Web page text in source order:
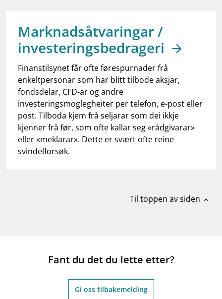
dashboardInformasjon for investorer
notifications_noneAbonner på nyhetsvarsel
Marknadsåtvaringar /
investeringsbedrageri
Finanstilsynet får ofte førespurnader frå
enkeltpersonar som har blitt tilbode aksjar,
fondsdelar, CFD-ar og andre
investeringsmoglegheiter per telefon, e-post eller
post. Tilboda kjem frå seljarar som dei ikkje
kjenner frå før, som ofte kallar seg «rådgivarar»
eller «meklarar». Dette er svært ofte reine
svindelforsøk.
Til toppen av siden expand_less
Fant du det du lette etter?
Gi oss tilbakemelding